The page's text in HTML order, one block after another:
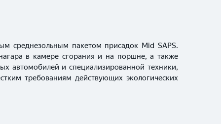
среднезольным пакетом присадок Mid SAPS.
в камере сгорания и на поршне, а также
автомобилей и специализированной техники,
требованиям действующих экологических